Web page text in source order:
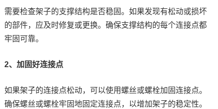
需要检查架子的支撑结构是否稳固。如果发现有松动或损坏
的部件，应及时修复或更换。确保支撑结构的每个连接点都
牢固可靠。
2、加固好连接点
如果架子的连接点松动，可以使用螺丝或螺栓加固连接点。
确保螺丝或螺栓牢固地固定连接点，以增加架子的稳定性。